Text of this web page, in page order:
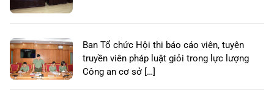
Ban Tổ chức Hội thi báo cáo viên, tuyên
truyền viên pháp luật giỏi trong lực lượng
Công an cơ sở […]